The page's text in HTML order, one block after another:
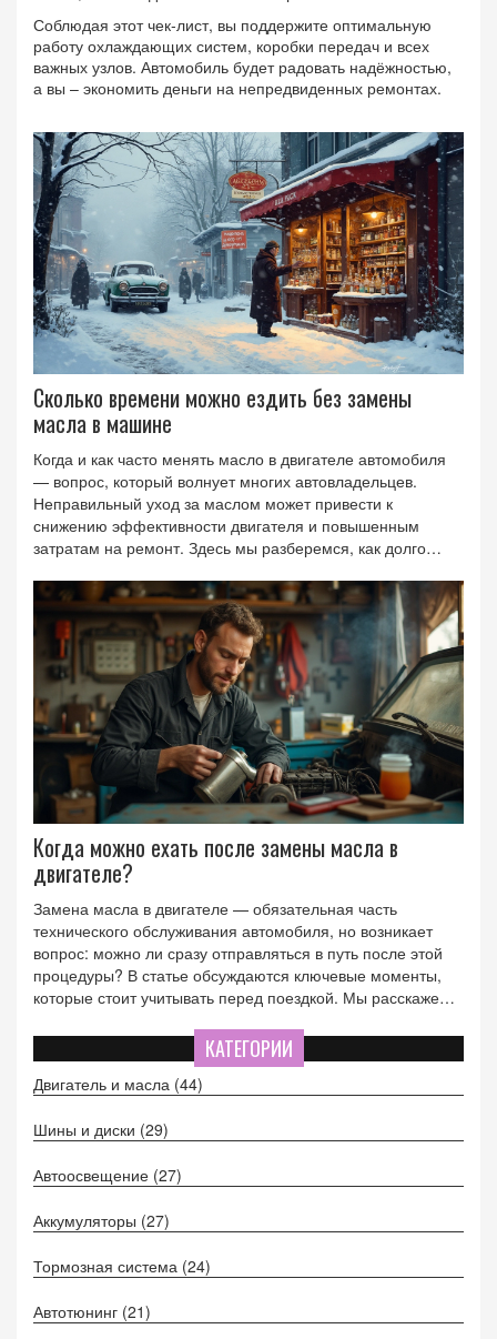
Соблюдая этот чек‑лист, вы поддержите оптимальную
работу охлаждающих систем, коробки передач и всех
важных узлов. Автомобиль будет радовать надёжностью,
а вы – экономить деньги на непредвиденных ремонтах.
Сколько времени можно ездить без замены
масла в машине
Когда и как часто менять масло в двигателе автомобиля
— вопрос, который волнует многих автовладельцев.
Неправильный уход за маслом может привести к
снижению эффективности двигателя и повышенным
затратам на ремонт. Здесь мы разберемся, как долго
внимание, чтобы избежать проблем. Будет полезно для
всех, кто хочет правильно ухаживать за своим
автомобилем.
Когда можно ехать после замены масла в
двигателе?
Замена масла в двигателе — обязательная часть
технического обслуживания автомобиля, но возникает
вопрос: можно ли сразу отправляться в путь после этой
процедуры? В статье обсуждаются ключевые моменты,
которые стоит учитывать перед поездкой. Мы расскажем о
преимуществах проверки уровня масла до начала
движения. Практические советы помогут владельцам
избежать неприятностей и обеспечить надежную работу
КАТЕГОРИИ
Двигатель и масла (44)
Шины и диски (29)
Автоосвещение (27)
Аккумуляторы (27)
Тормозная система (24)
Автотюнинг (21)